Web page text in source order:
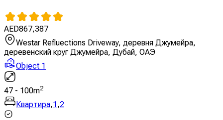
AED867,387
Westar Refluections Driveway, деревня Джумейра,
деревенский круг Джумейра, Дубай, ОАЭ
Object 1
47 - 100m2
Квартира,1 ,2